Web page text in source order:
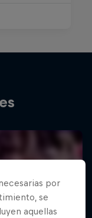
por
se
aquellas